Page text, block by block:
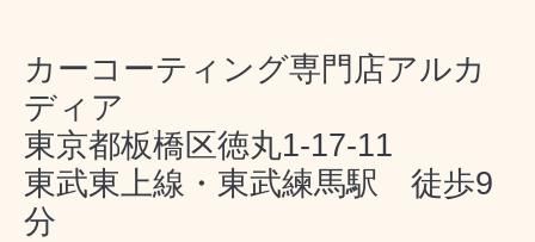
カーコーティング専門店アルカ
ディア
東京都板橋区徳丸1-17-11
東武東上線・東武練馬駅 徒歩9
分